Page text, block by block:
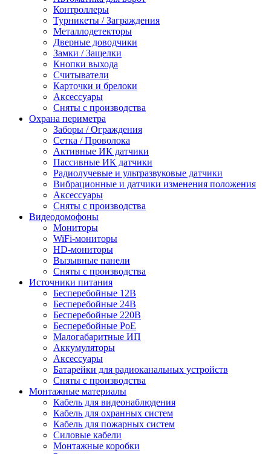
Контроллеры
Турникеты / Заграждения
Металлодетекторы
Дверные доводчики
Замки / Защелки
Кнопки выхода
Считыватели
Карточки и брелоки
Аксессуары
Сняты с производства
Охрана периметра
Заборы / Ограждения
Сетка / Проволока
Активные ИК датчики
Пассивные ИК датчики
Радиолучевые и ультразвуковые датчики
Вибрационные и датчики изменения положения
Аксессуары
Сняты с производства
Видеодомофоны
Мониторы
WiFi-мониторы
HD-мониторы
Вызывные панели
Сняты с производства
Источники питания
Бесперебойные 12В
Бесперебойные 24В
Бесперебойные 220В
Бесперебойные PoE
Малогабаритные ИП
Аккумуляторы
Аксессуары
Батарейки для радиоканальных устройств
Сняты с производства
Монтажные материалы
Кабель для видеонаблюдения
Кабель для охранных систем
Кабель для пожарных систем
Силовые кабели
Монтажные коробки